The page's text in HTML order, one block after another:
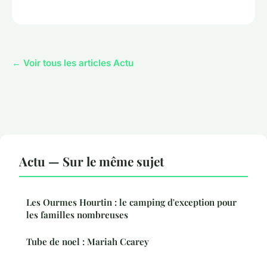
← Voir tous les articles Actu
Actu — Sur le même sujet
Les Ourmes Hourtin : le camping d'exception pour
les familles nombreuses
Tube de noel : Mariah Ccarey